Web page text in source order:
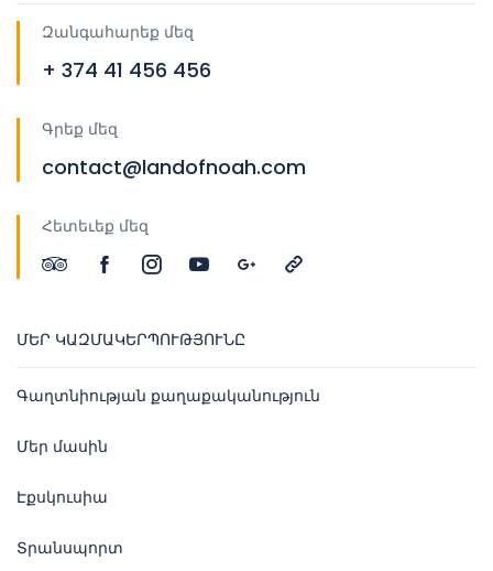
Զանգահարեք մեզ
+ 374 41 456 456
Գրեք մեզ
contact@landofnoah.com
Հետեւեք մեզ
ՄԵՐ ԿԱԶՄԱԿԵՐՊՈՒԹՅՈՒՆԸ
Գաղտնիության քաղաքականություն
Մեր մասին
Էքսկուսիա
Տրանսպորտ